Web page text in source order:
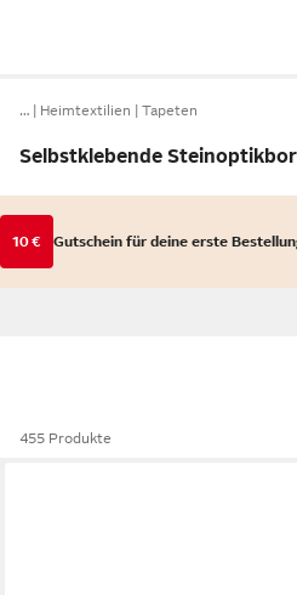
… Heimtextilien Tapeten
Selbstklebende
10 € Gutschein für deine erste
455 Produkte